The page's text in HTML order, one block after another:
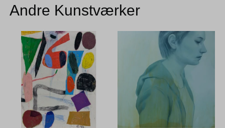
Andre Kunstværker